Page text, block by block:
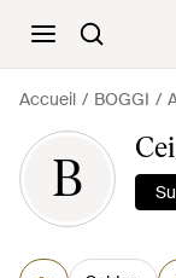
Accueil BOGGI
B